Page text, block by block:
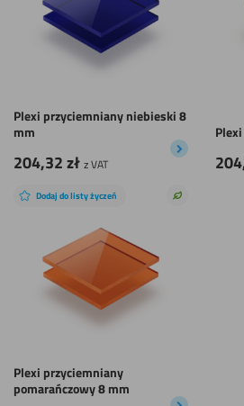
Plexi przyciemniany niebieski 8
mm
204,32zł z VAT
Dodaj do listy życzeń
Plexi przyciemniany
pomarańczowy 8 mm